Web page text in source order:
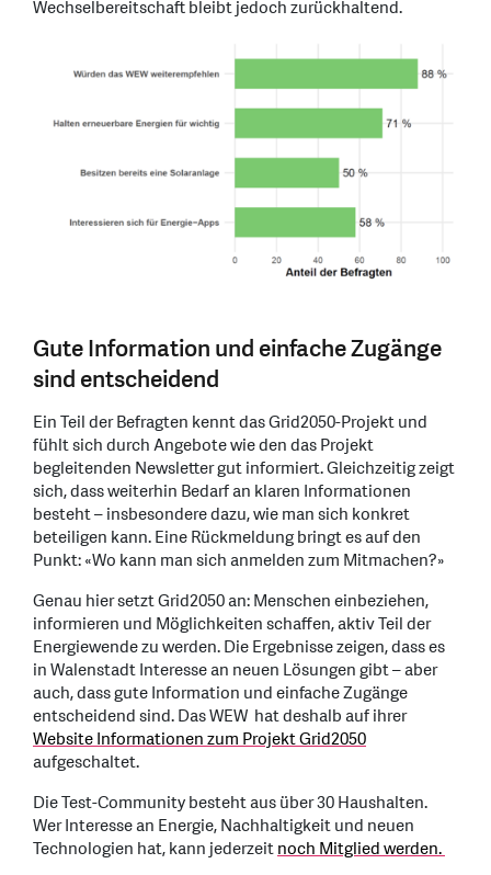
Wechselbereitschaft bleibt jedoch zurückhaltend.
Gute Information und einfache Zugänge
sind entscheidend
Ein Teil der Befragten kennt das Grid2050-Projekt und
fühlt sich durch Angebote wie den das Projekt
begleitenden Newsletter gut informiert. Gleichzeitig zeigt
sich, dass weiterhin Bedarf an klaren Informationen
besteht – insbesondere dazu, wie man sich konkret
beteiligen kann. Eine Rückmeldung bringt es auf den
Punkt: «Wo kann man sich anmelden zum Mitmachen?»
Genau hier setzt Grid2050 an: Menschen einbeziehen,
informieren und Möglichkeiten schaffen, aktiv Teil der
Energiewende zu werden. Die Ergebnisse zeigen, dass es
in Walenstadt Interesse an neuen Lösungen gibt – aber
auch, dass gute Information und einfache Zugänge
entscheidend sind. Das WEW hat deshalb auf ihrer
Website Informationen zum Projekt Grid2050
aufgeschaltet.
Die Test-Community besteht aus über 30 Haushalten.
Wer Interesse an Energie, Nachhaltigkeit und neuen
Technologien hat, kann jederzeitnoch Mitglied werden.